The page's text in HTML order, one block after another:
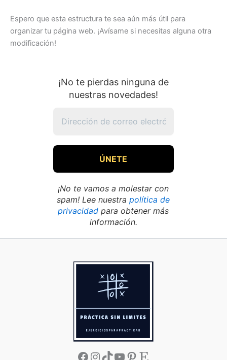
Espero que esta estructura te sea aún más útil para
organizar tu página web. ¡Avísame si necesitas alguna otra
modificación!
¡No te pierdas ninguna de
nuestras novedades!
¡No te vamos a molestar con
spam! Lee nuestrapolítica de
privacidad para obtener más
información.
Facebook
Instagram
TikTok
YouTube
Pinterest
Etsy